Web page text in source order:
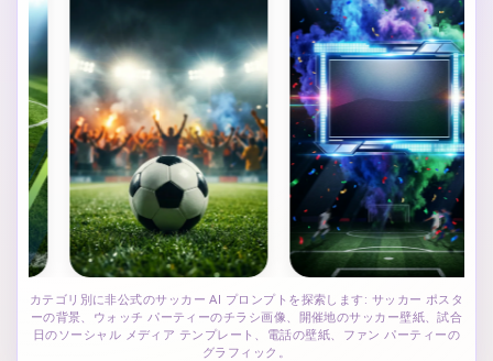
カテゴリ別に非公式のサッカー AI プロンプトを探索します: サッカー ポスタ
ーの背景、ウォッチ パーティーのチラシ画像、開催地のサッカー壁紙、試合
日のソーシャル メディア テンプレート、電話の壁紙、ファン パーティーの
グラフィック。